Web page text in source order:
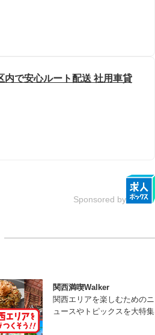
内で安心ルート配送 社用車貸
Sponsored by
関西満喫Walker
関西エリアを楽しむためのニ
ュースやトピックスを大特集